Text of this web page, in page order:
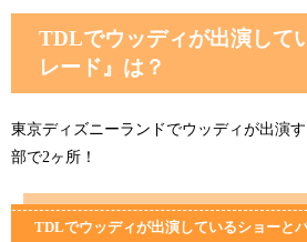
TDLでウッディが出演して
レード』は？
東京ディズニーランドでウッディが出演
部で2ヶ所！
TDLでウッディが出演しているショーと